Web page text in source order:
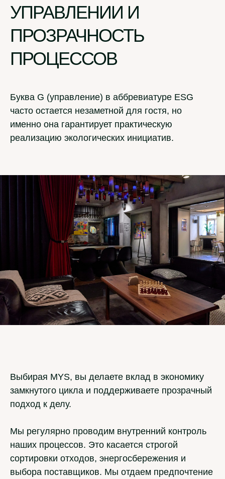
УПРАВЛЕНИИ И
ПРОЗРАЧНОСТЬ
ПРОЦЕССОВ
Буква G (управление) в аббревиатуре ESG
часто остается незаметной для гостя, но
именно она гарантирует практическую
реализацию экологических инициатив.
Выбирая MYS, вы делаете вклад в экономику
замкнутого цикла и поддерживаете прозрачный
подход к делу.
Мы регулярно проводим внутренний контроль
наших процессов. Это касается строгой
сортировки отходов, энергосбережения и
выбора поставщиков. Мы отдаем предпочтение